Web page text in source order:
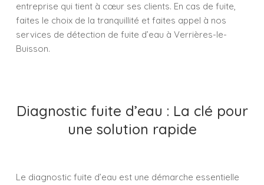
entreprise qui tient à cœur ses clients. En cas de fuite,
faites le choix de la tranquillité et faites appel à nos
services de détection de fuite d’eau à Verrières-le-
Buisson.
Diagnostic fuite d’eau : La clé pour
une solution rapide
Le diagnostic fuite d’eau est une démarche essentielle